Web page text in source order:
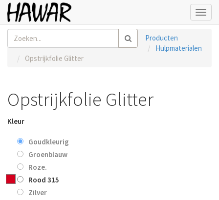
Producten
Hulpmaterialen
Opstrijkfolie Glitter
Opstrijkfolie Glitter
Kleur
Goudkleurig
Groenblauw
Roze.
Rood 315
Zilver